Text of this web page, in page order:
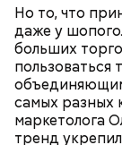
Но то, что
даже у
больших
самых разных
маркетолога
тренд